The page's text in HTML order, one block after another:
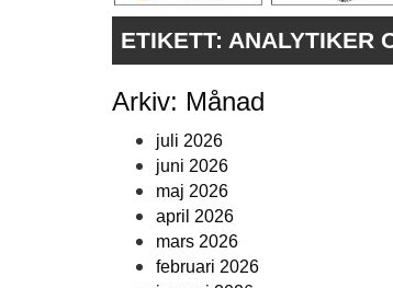
ETIKETT: ANALYTIKER
Arkiv: Månad
juli 2026
juni 2026
maj 2026
april 2026
mars 2026
februari 2026